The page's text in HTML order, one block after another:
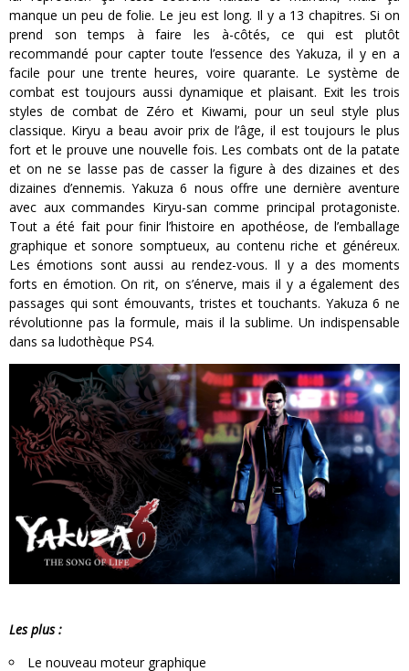
manque un peu de folie. Le jeu est long. Il y a 13 chapitres. Si on
prend son temps à faire les à-côtés, ce qui est plutôt
recommandé pour capter toute l’essence des Yakuza, il y en a
facile pour une trente heures, voire quarante. Le système de
combat est toujours aussi dynamique et plaisant. Exit les trois
styles de combat de Zéro et Kiwami, pour un seul style plus
classique. Kiryu a beau avoir prix de l’âge, il est toujours le plus
fort et le prouve une nouvelle fois. Les combats ont de la patate
et on ne se lasse pas de casser la figure à des dizaines et des
dizaines d’ennemis. Yakuza 6 nous offre une dernière aventure
avec aux commandes Kiryu-san comme principal protagoniste.
Tout a été fait pour finir l’histoire en apothéose, de l’emballage
graphique et sonore somptueux, au contenu riche et généreux.
Les émotions sont aussi au rendez-vous. Il y a des moments
forts en émotion. On rit, on s’énerve, mais il y a également des
passages qui sont émouvants, tristes et touchants. Yakuza 6 ne
révolutionne pas la formule, mais il la sublime. Un indispensable
dans sa ludothèque PS4.
Les plus :
Le nouveau moteur graphique